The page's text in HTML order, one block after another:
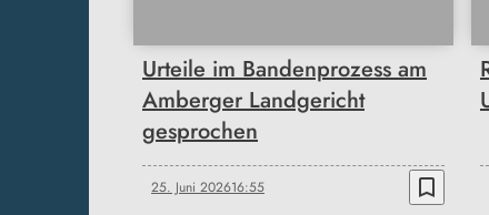
Urteile im Bandenprozess am
Amberger Landgericht
gesprochen
25. Juni 202616:55 bookmark_border